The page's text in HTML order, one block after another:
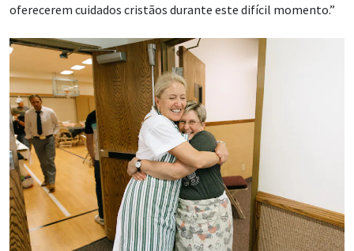
oferecerem cuidados cristãos durante este difícil momento.”